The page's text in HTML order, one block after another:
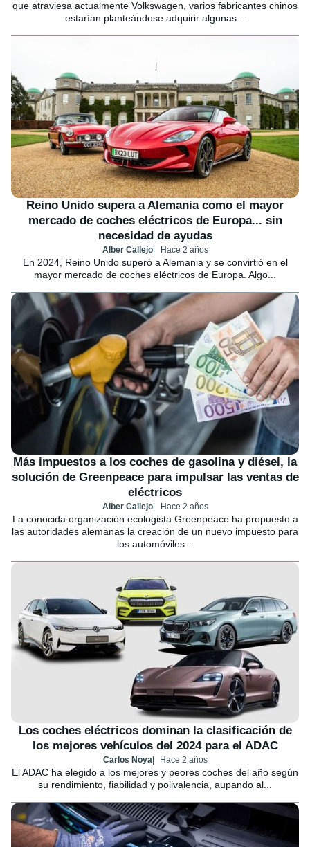
que atraviesa actualmente Volkswagen, varios fabricantes chinos
estarían planteándose adquirir algunas...
Reino Unido supera a Alemania como el mayor
mercado de coches eléctricos de Europa... sin
necesidad de ayudas
Alber Callejo Hace 2 años
En 2024, Reino Unido superó a Alemania y se convirtió en el
mayor mercado de coches eléctricos de Europa. Algo...
Más impuestos a los coches de gasolina y diésel, la
solución de Greenpeace para impulsar las ventas de
eléctricos
Alber Callejo Hace 2 años
La conocida organización ecologista Greenpeace ha propuesto a
las autoridades alemanas la creación de un nuevo impuesto para
los automóviles...
Los coches eléctricos dominan la clasificación de
los mejores vehículos del 2024 para el ADAC
Carlos Noya Hace 2 años
El ADAC ha elegido a los mejores y peores coches del año según
su rendimiento, fiabilidad y polivalencia, aupando al...